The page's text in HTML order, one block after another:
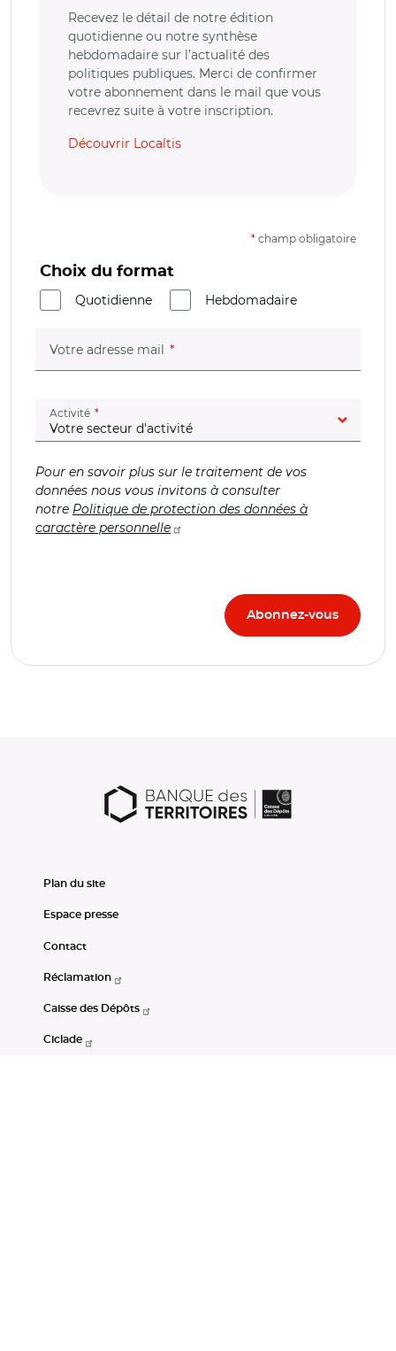
Recevez le détail de notre édition
quotidienne ou notre synthèse
hebdomadaire sur l’actualité des
politiques publiques. Merci de confirmer
votre abonnement dans le mail que vous
recevrez suite à votre inscription.
Découvrir Localtis
* champ obligatoire
Choix du format
Quotidienne
Hebdomadaire
Votre adresse mail (champ obligatoire)
Activité (champ obligatoire)
Pour en savoir plus sur le traitement de vos
données nous vous invitons à consulter
notre Politique de protection des données à
caractère personnelle
Plan du site
Espace presse
Contact
Réclamation
Caisse des Dépôts
Ciclade